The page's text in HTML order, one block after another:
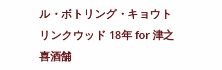
ル・ボトリング・キョウト
リンクウッド 18年 for 津之
喜酒舗